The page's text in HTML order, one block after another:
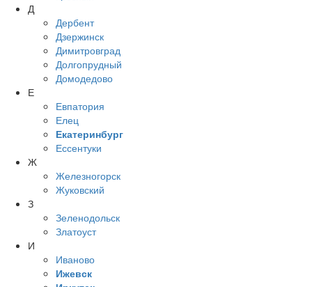
Д
Дербент
Дзержинск
Димитровград
Долгопрудный
Домодедово
Е
Евпатория
Елец
Екатеринбург
Ессентуки
Ж
Железногорск
Жуковский
З
Зеленодольск
Златоуст
И
Иваново
Ижевск